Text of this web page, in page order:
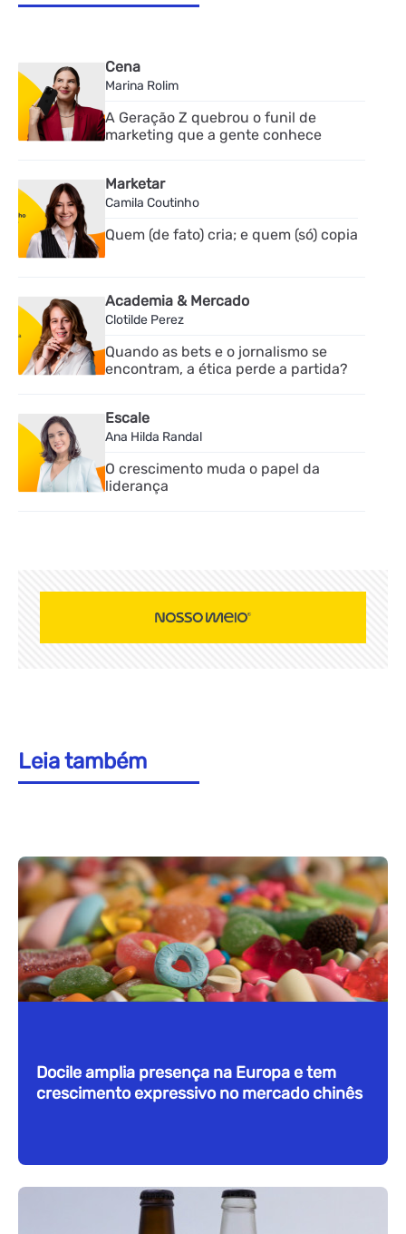
Cena
Marina Rolim
A Geração Z quebrou o funil de
marketing que a gente conhece
Marketar
Camila Coutinho
Quem (de fato) cria; e quem (só) copia
Academia & Mercado
Clotilde Perez
Quando as bets e o jornalismo se
encontram, a ética perde a partida?
Escale
Ana Hilda Randal
O crescimento muda o papel da
liderança
Leia também
Docile amplia presença na Europa e tem
crescimento expressivo no mercado chinês